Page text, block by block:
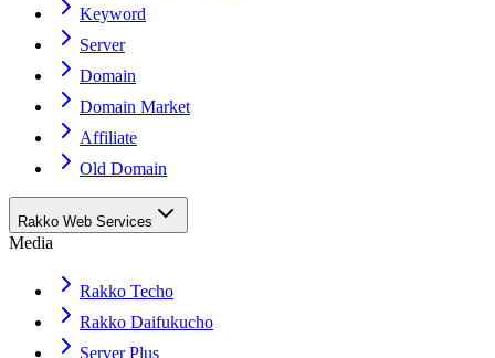
Keyword
Server
Domain
Domain Market
Affiliate
Old Domain
Rakko Web Services
Media
Rakko Techo
Rakko Daifukucho
Server Plus